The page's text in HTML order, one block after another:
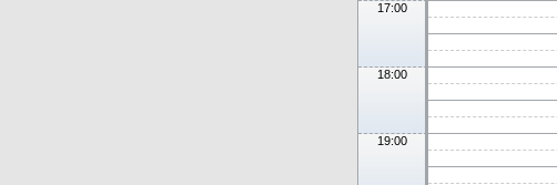
17:00
18:00
19:00